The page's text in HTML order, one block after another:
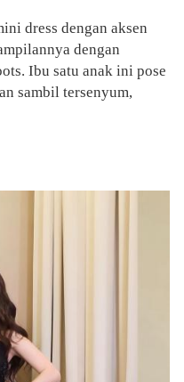
dress dengan aksen
dengan
Ibu satu anak ini pose
sambil tersenyum,